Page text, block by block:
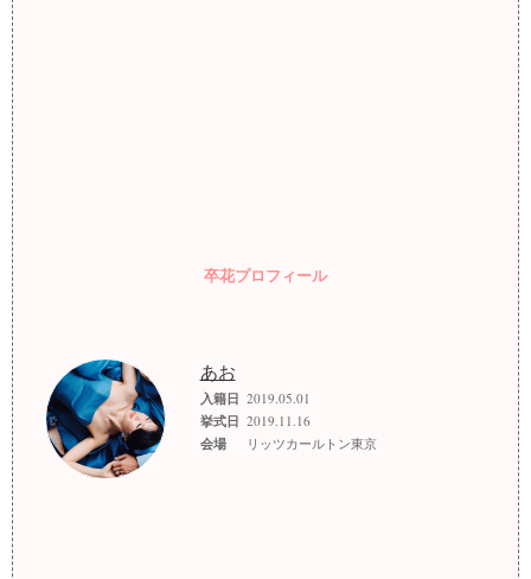
卒花プロフィール
あお
入籍日 2019.05.01
挙式日 2019.11.16
会場 リッツカールトン東京